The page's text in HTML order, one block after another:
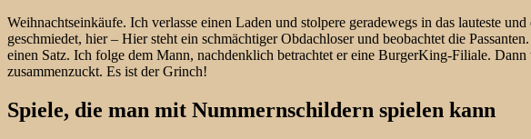
Weihnachtseinkäufe. Ich verlasse einen Laden und stolpere geradewegs in das lauteste
geschmiedet, hier – Hier steht ein schmächtiger Obdachloser und beobachtet die
einen Satz. Ich folge dem Mann, nachdenklich betrachtet er eine BurgerKing-Filiale.
zusammenzuckt. Es ist der Grinch!
Spiele, die man mit Nummernschildern spielen kann